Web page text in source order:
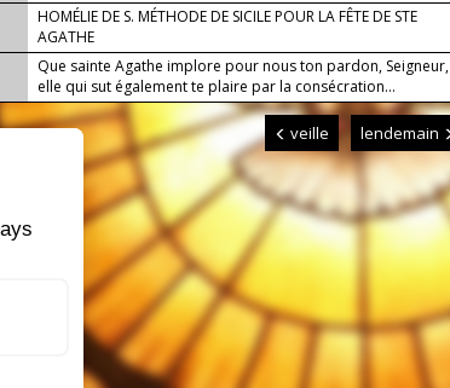
HOMÉLIE DE S. MÉTHODE DE SICILE POUR LA FÊTE DE STE
AGATHE
Que sainte Agathe implore pour nous ton pardon, Seigneur,
elle qui sut également te plaire par la consécration...
veille lendemain